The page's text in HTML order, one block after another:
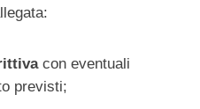
con eventuali
previsti;